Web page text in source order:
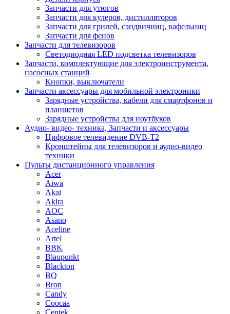
Запчасти для утюгов
Запчасти для кулеров, дистилляторов
Запчасти для грилей, сэндвичниц, вафельниц
Запчасти для фенов
Запчасти для телевизоров
Светодиодная LED подсветка телевизоров
Запчасти, комплектующие для электроинструмента,
насосных станций
Кнопки, выключатели
Запчасти аксессуары для мобильной электроники
Зарядные устройства, кабели для смартфонов и
планшетов
Зарядные устройства для ноутбуков
Аудио- видео- техника, Запчасти и аксессуары
Цифровое телевидение DVB-T2
Кронштейны для телевизоров и аудио-видео
техники
Пульты дистанционного управления
Acer
Aiwa
Akai
Akira
AOC
Asano
Aceline
Artel
BBK
Blaupunkt
Blackton
BQ
Bron
Candy
Coocaa
Centek